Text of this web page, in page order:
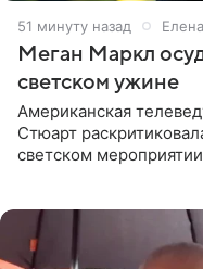
51 минуту назад
Меган Маркл
светском ужине
Американская
Стюарт
светском